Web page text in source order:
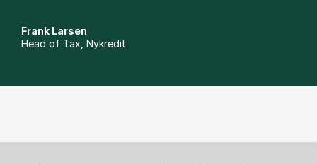
Frank Larsen
Head of Tax, Nykredit